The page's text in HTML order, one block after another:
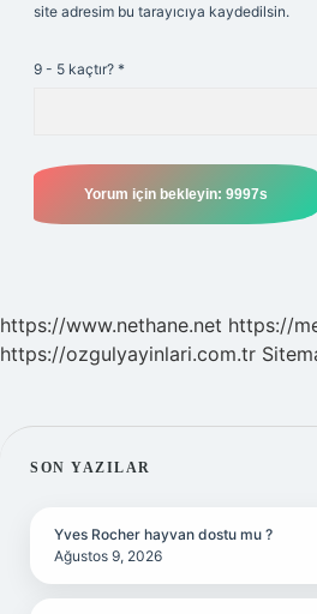
site adresim bu tarayıcıya kaydedilsin.
9 - 5 kaçtır? *
https://www.nethane.net https://
https://ozgulyayinlari.com.tr
SIDEBAR
SON YAZILAR
Yves Rocher hayvan dostu mu ?
Ağustos 9, 2026